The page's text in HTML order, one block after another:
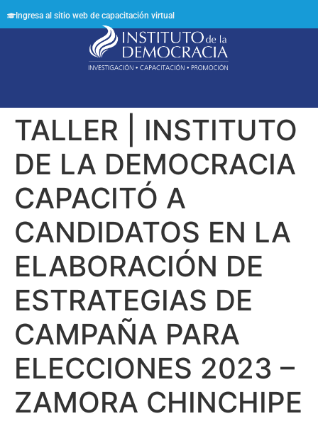
Ingresa al sitio web de capacitación virtual
TALLER | INSTITUTO
DE LA DEMOCRACIA
CAPACITÓ A
CANDIDATOS EN LA
ELABORACIÓN DE
ESTRATEGIAS DE
CAMPAÑA PARA
ELECCIONES 2023 –
ZAMORA CHINCHIPE